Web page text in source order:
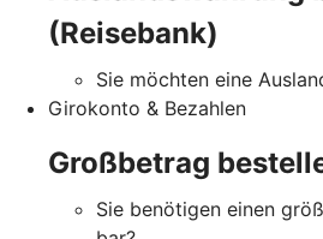
(Reisebank)
Sie möchten eine
Girokonto & Bezahlen
Großbetrag
Sie benötigen einen